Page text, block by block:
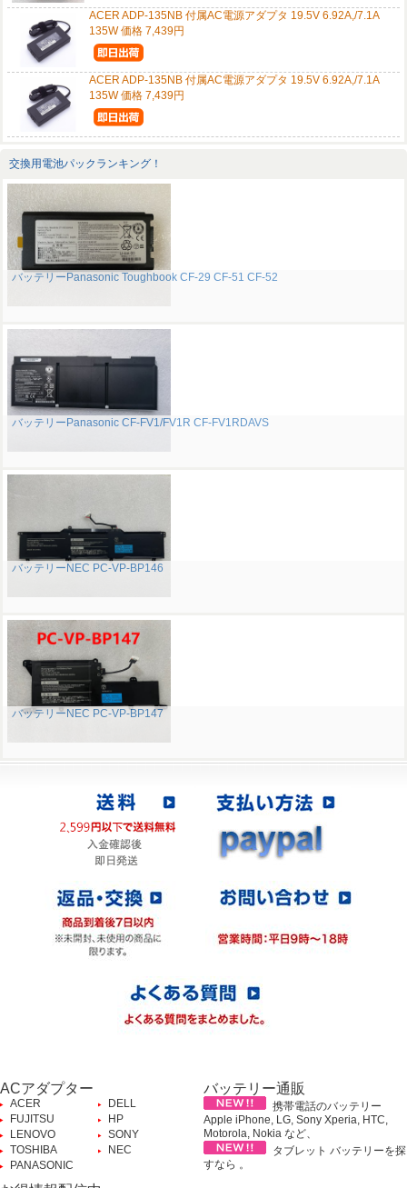
ACER ADP-135NB 付属AC電源アダプタ 19.5V 6.92A,/7.1A
135W 価格 7,439円
ACER ADP-135NB 付属AC電源アダプタ 19.5V 6.92A,/7.1A
135W 価格 7,439円
交換用電池パックランキング！
バッテリーPanasonic Toughbook CF-29 CF-51 CF-52
バッテリーPanasonic CF-FV1/FV1R CF-FV1RDAVS
バッテリーNEC PC-VP-BP146
バッテリーNEC PC-VP-BP147
ACアダプター
ACER
DELL
FUJITSU
HP
LENOVO
SONY
TOSHIBA
NEC
PANASONIC
バッテリー通販
携帯電話のバッテリー
Apple iPhone, LG, Sony Xperia, HTC,
Motorola, Nokia など、
タブレット バッテリーを探
すなら 。